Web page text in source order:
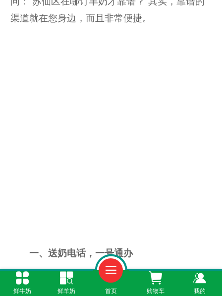
渠道就在您身边，而且非常便捷。
一、送奶电话，一号通办
如果您还在满大街找奶店，不如直接拨打
鲜牛奶 鲜羊奶 首页 购物车 我的